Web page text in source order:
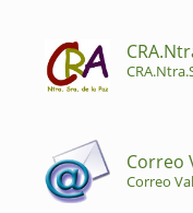
Correo
Correo